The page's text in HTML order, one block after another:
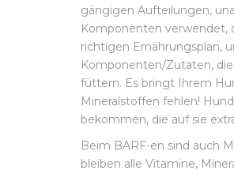
gängigen Aufteilungen,
Komponenten verwendet,
richtigen Ernährungsplan,
Komponenten/Zutaten,
füttern. Es bringt Ihrem
Mineralstoffen fehlen!
bekommen, die auf sie
Beim BARF-en sind auch
bleiben alle Vitamine,